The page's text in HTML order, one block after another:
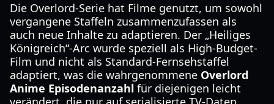
Die Overlord-Serie hat Filme genutzt, um sowohl
vergangene Staffeln zusammenzufassen als
auch neue Inhalte zu adaptieren. Der „Heiliges
Königreich“-Arc wurde speziell als High-Budget-
Film und nicht als Standard-Fernsehstaffel
adaptiert, was die wahrgenommene Overlord
Anime Episodenanzahl für diejenigen leicht